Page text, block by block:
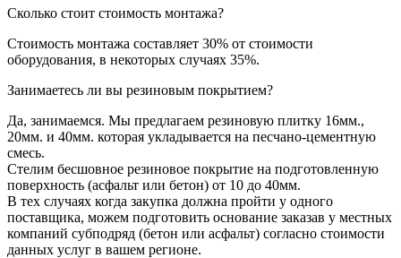
Сколько стоит стоимость монтажа?
Стоимость монтажа составляет 30% от стоимости
оборудования, в некоторых случаях 35%.
Занимаетесь ли вы резиновым покрытием?
Да, занимаемся. Мы предлагаем резиновую плитку 16мм.,
20мм. и 40мм. которая укладывается на песчано-цементную
смесь.
Стелим бесшовное резиновое покрытие на подготовленную
поверхность (асфальт или бетон) от 10 до 40мм.
В тех случаях когда закупка должна пройти у одного
поставщика, можем подготовить основание заказав у местных
компаний субподряд (бетон или асфальт) согласно стоимости
данных услуг в вашем регионе.